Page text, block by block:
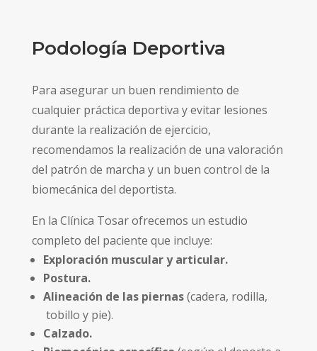
Podología Deportiva
Para asegurar un buen rendimiento de
cualquier práctica deportiva y evitar lesiones
durante la realización de ejercicio,
recomendamos la realización de una valoración
del patrón de marcha y un buen control de la
biomecánica del deportista.
En la Clínica Tosar ofrecemos un estudio
completo del paciente que incluye:
Exploración muscular y articular.
Postura.
Alineación de las piernas(cadera, rodilla,
tobillo y pie).
Calzado.